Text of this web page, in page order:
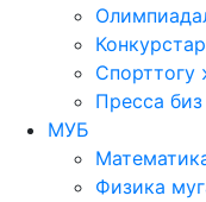
Конкурстар
Спорттогу
Пресса
МУБ
Физика